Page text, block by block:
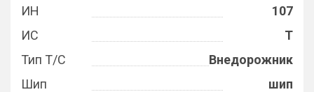
ИН
107
ИС
T
Тип Т/С
Внедорожник
Шип
шип